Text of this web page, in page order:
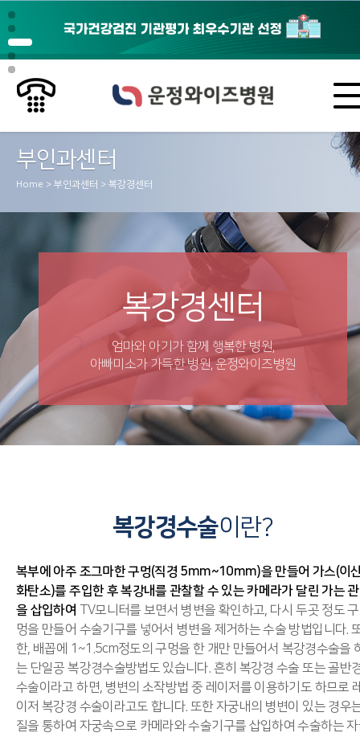
부인과센터
Home > 부인과센터 > 복강경센터
복강경센터
엄마와 아기가 함께 행복한 병원,
아빠미소가 가득한 병원, 운정와이즈병원
복강경수술이란?
복부에 아주 조그마한 구멍(직경 5mm~10mm)을 만들어 가스(이
화탄소)를 주입한 후 복강내를 관찰할 수 있는 카메라가 달린 가는 관
을 삽입하여 TV모니터를 보면서 병변을 확인하고, 다시 두곳 정도 구
멍을 만들어 수술기구를 넣어서 병변을 제거하는 수술 방법입니다.
한, 배꼽에 1~1.5cm정도의 구멍을 한 개만 만들어서 복강경수술을
는 단일공 복강경수술방법도 있습니다. 흔히 복강경 수술 또는 골반
수술이라고 하면, 병변의 소작방법 중 레이저를 이용하기도 하므로
이저 복강경 수술이라고도 합니다. 또한 자궁내의 병변이 있는 경우
질을 통하여 자궁속으로 카메라와 수술기구를 삽입하여 수술하는